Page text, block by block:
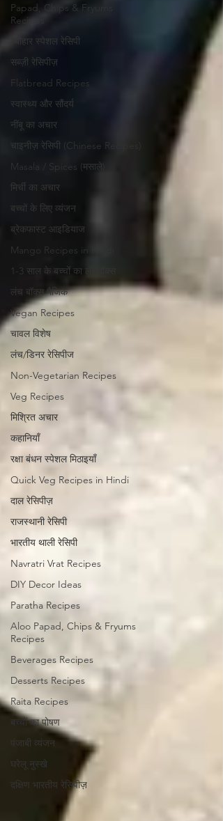
Papad, Chips & Fryums
Recipes
त्यौहार स्पेशल रेसिपी
सब्ज़ी रेसिपीज़
Flatbread Recipes
स्वास्थ्य और सौंदर्य
नींबू का अचार
चाइनीज़ रेसिपी (Chinese Recipes)
Masala / Spices (मसाले)
मिर्ची का अचार
बच्चों के लिए व्यंजन
ब्रेकफास्ट आइडियाज
Mango Recipes in Hindi
1-3 साल के बच्चों का लंचबॉक्स
लंच बॉक्स मैजिक
Vegan Recipes
चावल विशेष
लंच/डिनर रेसिपीज
Non-Vegetarian Recipes
Veg Recipes
मिश्रित अचार
कहानियाँ
रक्षा बंधन स्पेशल मिठाइयाँ
Quick Veg Recipes in Hindi
दाल रेसिपीज़
राजस्थानी रेसिपी
भारतीय थाली रेसिपी
Navratri Vrat Recipes
DIY Decor Ideas
Paratha Recipes
Aloo Papad, Chips & Fryums
Recipes
Beverages Recipes
Desserts Recipes
Raita Recipes
बच्चों का पोषण
पंजाबी व्यंजन
घरेलू नुस्खे
दक्षिण भारतीय रेसिपीज़